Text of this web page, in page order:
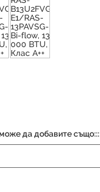
да добавите също:::